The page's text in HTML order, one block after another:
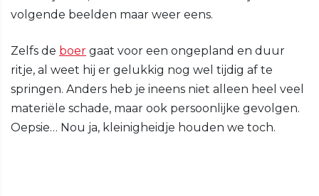
volgende beelden maar weer eens.
Zelfs de boer gaat voor een ongepland en duur
ritje, al weet hij er gelukkig nog wel tijdig af te
springen. Anders heb je ineens niet alleen heel veel
materiële schade, maar ook persoonlijke gevolgen.
Oepsie… Nou ja, kleinigheidje houden we toch.